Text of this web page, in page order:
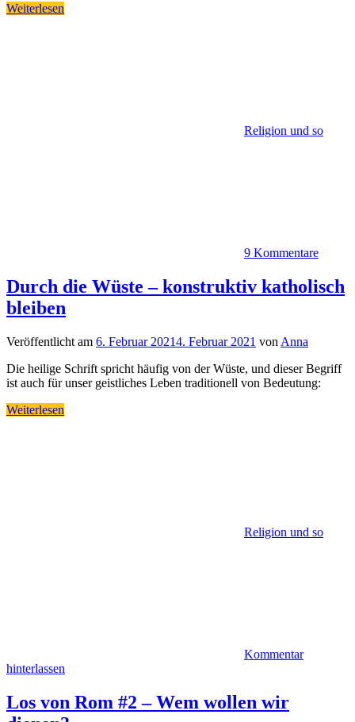
Weiterlesen
Religion und so
9 Kommentare
Durch die Wüste – konstruktiv katholisch
bleiben
Veröffentlicht am 6. Februar 20214. Februar 2021 von Anna
Die heilige Schrift spricht häufig von der Wüste, und dieser Begriff
ist auch für unser geistliches Leben traditionell von Bedeutung:
Weiterlesen
Religion und so
Kommentar
hinterlassen
Los von Rom #2 – Wem wollen wir